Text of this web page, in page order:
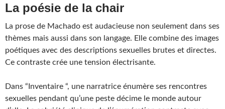
La poésie de la chair
La prose de Machado est audacieuse non seulement dans ses
thèmes mais aussi dans son langage. Elle combine des images
poétiques avec des descriptions sexuelles brutes et directes.
Ce contraste crée une tension électrisante.
Dans “Inventaire “, une narratrice énumère ses rencontres
sexuelles pendant qu’une peste décime le monde autour